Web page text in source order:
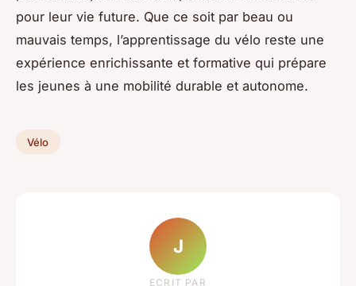
pour leur vie future. Que ce soit par beau ou
mauvais temps, l’apprentissage du vélo reste une
expérience enrichissante et formative qui prépare
les jeunes à une mobilité durable et autonome.
Vélo
J
ECRIT PAR